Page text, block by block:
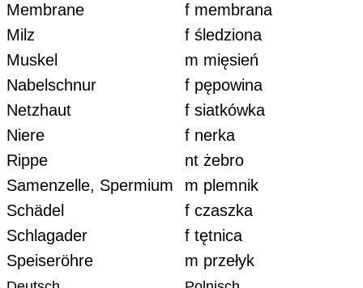
Membrane
f membrana
Milz
f śledziona
Muskel
m mięsień
Nabelschnur
f pępowina
Netzhaut
f siatkówka
Niere
f nerka
Rippe
nt żebro
Samenzelle, Spermium
m plemnik
Schädel
f czaszka
Schlagader
f tętnica
Speiseröhre
m przełyk